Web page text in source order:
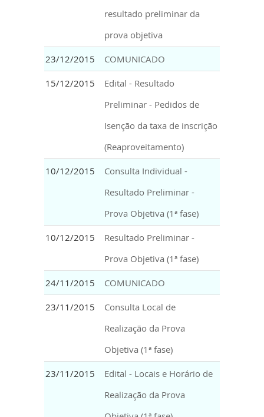
resultado preliminar da
prova objetiva
23/12/2015 COMUNICADO
15/12/2015
Edital - Resultado
Preliminar - Pedidos de
Isenção da taxa de inscrição
(Reaproveitamento)
10/12/2015
Consulta Individual -
Resultado Preliminar -
Prova Objetiva (1ª fase)
10/12/2015
Resultado Preliminar -
Prova Objetiva (1ª fase)
24/11/2015 COMUNICADO
23/11/2015
Consulta Local de
Realização da Prova
Objetiva (1ª fase)
23/11/2015
Edital - Locais e Horário de
Realização da Prova